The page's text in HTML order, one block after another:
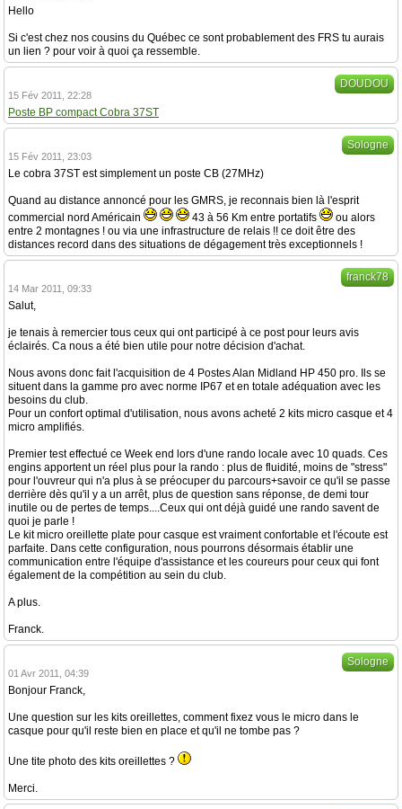
Hello
Si c'est chez nos cousins du Québec ce sont probablement des FRS tu aurais
un lien ? pour voir à quoi ça ressemble.
DOUDOU
15 Fév 2011, 22:28
Poste BP compact Cobra 37ST
Sologne
15 Fév 2011, 23:03
Le cobra 37ST est simplement un poste CB (27MHz)
Quand au distance annoncé pour les GMRS, je reconnais bien là l'esprit
commercial nord Américain
43 à 56 Km entre portatifs
ou alors
entre 2 montagnes ! ou via une infrastructure de relais !! ce doit être des
distances record dans des situations de dégagement très exceptionnels !
franck78
14 Mar 2011, 09:33
Salut,
je tenais à remercier tous ceux qui ont participé à ce post pour leurs avis
éclairés. Ca nous a été bien utile pour notre décision d'achat.
Nous avons donc fait l'acquisition de 4 Postes Alan Midland HP 450 pro. Ils se
situent dans la gamme pro avec norme IP67 et en totale adéquation avec les
besoins du club.
Pour un confort optimal d'utilisation, nous avons acheté 2 kits micro casque et 4
micro amplifiés.
Premier test effectué ce Week end lors d'une rando locale avec 10 quads. Ces
engins apportent un réel plus pour la rando : plus de fluidité, moins de "stress"
pour l'ouvreur qui n'a plus à se préocuper du parcours+savoir ce qu'il se passe
derrière dès qu'il y a un arrêt, plus de question sans réponse, de demi tour
inutile ou de pertes de temps....Ceux qui ont déjà guidé une rando savent de
quoi je parle !
Le kit micro oreillette plate pour casque est vraiment confortable et l'écoute est
parfaite. Dans cette configuration, nous pourrons désormais établir une
communication entre l'équipe d'assistance et les coureurs pour ceux qui font
également de la compétition au sein du club.
A plus.
Franck.
Sologne
01 Avr 2011, 04:39
Bonjour Franck,
Une question sur les kits oreillettes, comment fixez vous le micro dans le
casque pour qu'il reste bien en place et qu'il ne tombe pas ?
Une tite photo des kits oreillettes ?
Merci.